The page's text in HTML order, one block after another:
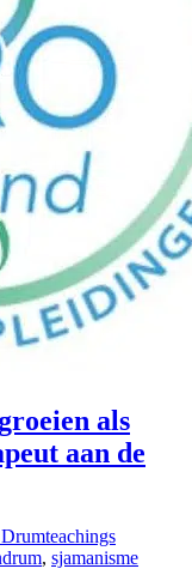
als
aan de
, sjamanisme